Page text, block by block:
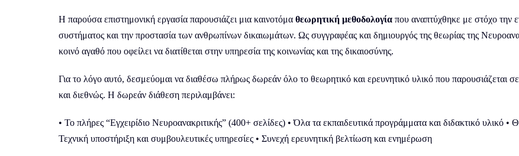
Η παρούσα επιστημονική εργασία παρουσιάζει μια καινοτόμα θεωρητική μεθοδολογία που αναπτύχθηκε με στόχο την
συστήματος και την προστασία των ανθρωπίνων δικαιωμάτων. Ως συγγραφέας και δημιουργός της θεωρίας της
κοινό αγαθό που οφείλει να διατίθεται στην υπηρεσία της κοινωνίας και της δικαιοσύνης.
Για το λόγο αυτό, δεσμεύομαι να διαθέσω πλήρως δωρεάν όλο το θεωρητικό και ερευνητικό υλικό που παρουσιάζεται
και διεθνώς. Η δωρεάν διάθεση περιλαμβάνει:
• Το πλήρες “Εγχειρίδιο Νευροανακριτικής” (400+ σελίδες) • Όλα τα εκπαιδευτικά προγράμματα και διδακτικό υλικό
Τεχνική υποστήριξη και συμβουλευτικές υπηρεσίες • Συνεχή ερευνητική βελτίωση και ενημέρωση